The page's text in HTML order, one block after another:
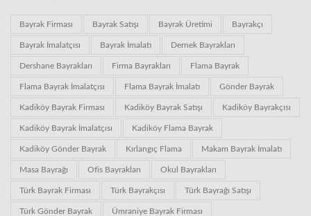
Bayrak Firması Bayrak Satışı Bayrak Üretimi Bayrakçı
Bayrak İmalatçısı Bayrak İmalatı Dernek Bayrakları
Dershane Bayrakları Firma Bayrakları Flama Bayrak
Flama Bayrak İmalatçısı Flama Bayrak İmalatı Gönder Bayrak
Kadiköy Bayrak Firması Kadiköy Bayrak Satışı Kadiköy Bayrakçısı
Kadiköy Bayrak İmalatçısı Kadiköy Flama Bayrak
Kadiköy Gönder Bayrak Kırlangıç Flama Makam Bayrak İmalatı
Masa Bayrağı Ofis Bayrakları Okul Bayrakları
Türk Bayrak Firması Türk Bayrakçısı Türk Bayrağı Satışı
Türk Gönder Bayrak Ümraniye Bayrak Firması